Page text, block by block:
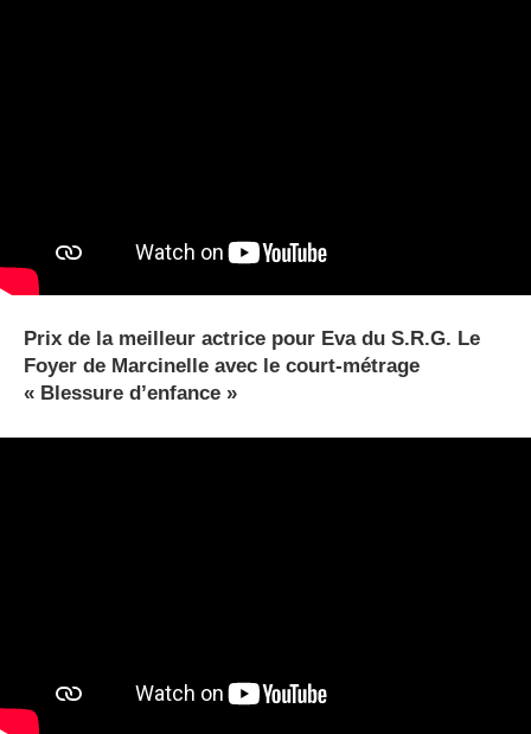
Prix de la meilleur actrice pour Eva du S.R.G. Le
Foyer de Marcinelle avec le court-métrage
« Blessure d’enfance »